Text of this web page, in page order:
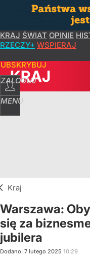
KRAJ ŚWIAT OPINIE
RZECZY+ WSPIERAJ
ZALOGUJ
MENU
KRAJ
Kraj
Warszawa:
się za
jubilera
Dodano: 7 lutego 2025 10:29